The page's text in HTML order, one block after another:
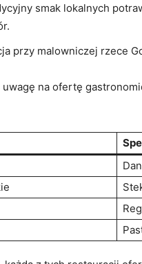
smak lokalnych
przy malowniczej rzece
na ofertę